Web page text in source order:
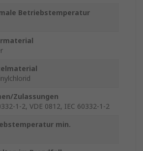
Betriebstemperatur
Zulassungen
1-2, VDE 0812, IEC 60332-1-2
min.